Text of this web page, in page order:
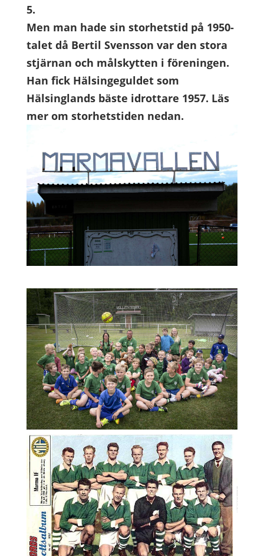
5.
Men man hade sin storhetstid på 1950-
talet då Bertil Svensson var den stora
stjärnan och målskytten i föreningen.
Han fick Hälsingeguldet som
Hälsinglands bäste idrottare 1957. Läs
mer om storhetstiden nedan.